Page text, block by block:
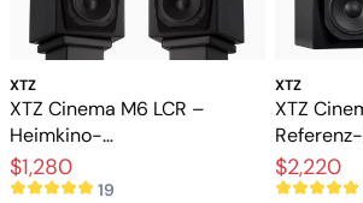
XTZ
XTZ Cinema M6 LCR –
Heimkino-
Hochleistungslautsprecher
für Film und Musik
$1,280
19
XTZ
XTZ
exklusive
$2,220